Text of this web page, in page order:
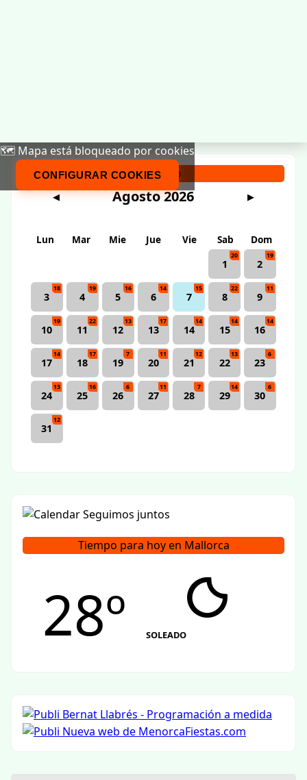
🗺️ Mapa está bloqueado por cookies
CONFIGURAR COOKIES
Calendario
◀ Agosto 2026 ▶
Lun Mar Mie Jue Vie Sab
Dom
1
20
2
19
3
18
4
19
5
16
6
14
7
15
8
22
9
11
10
19
11
22
12
13
13
17
14
14
15
14
16
14
17
14
18
17
19
7
20
11
21
12
22
13
23
6
24
13
25
16
26
6
27
11
28
7
29
14
30
6
31
12
Tiempo para hoy en Mallorca
28º SOLEADO